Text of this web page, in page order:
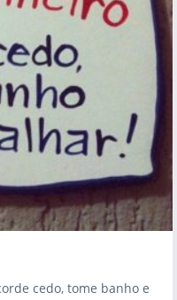
cedo, tome banho e